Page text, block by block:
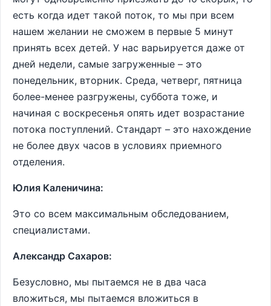
есть когда идет такой поток, то мы при всем
нашем желании не сможем в первые 5 минут
принять всех детей. У нас варьируется даже от
дней недели, самые загруженные – это
понедельник, вторник. Среда, четверг, пятница
более-менее разгружены, суббота тоже, и
начиная с воскресенья опять идет возрастание
потока поступлений. Стандарт – это нахождение
не более двух часов в условиях приемного
отделения.
Юлия Каленичина:
Это со всем максимальным обследованием,
специалистами.
Александр Сахаров:
Безусловно, мы пытаемся не в два часа
вложиться, мы пытаемся вложиться в